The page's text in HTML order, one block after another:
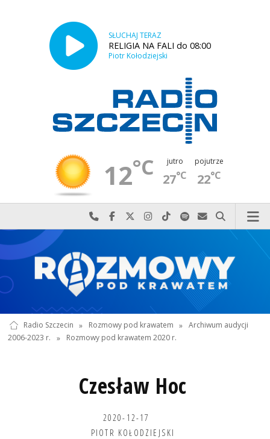
SŁUCHAJ TERAZ
RELIGIA NA FALI do 08:00
Piotr Kołodziejski
12°C jutro
27°C
pojutrze
22°C
Najlepiej po prostu do nas zadzwoń
Odwiedź nas na Facebook-u
Odwiedź nas na X
Odwiedź nas na Instagram-ie
Odwiedź nas na TikTok-u
Szukaj nas na Spotify
Wyślij do nas
Szukaj
Radio Szczecin » Rozmowy pod krawatem » Archiwum audycji
2006-2023 r.
» Rozmowy pod krawatem 2020 r.
Czesław Hoc
2020-12-17
PIOTR KOŁODZIEJSKI